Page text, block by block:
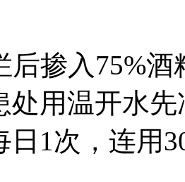
后掺入75%
处用温开水
日1次，连用